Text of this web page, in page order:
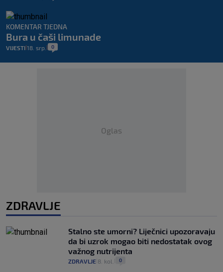
KOMENTAR TJEDNA
Bura u čaši limunade
VIJESTI 18. srp. 0
Oglas
ZDRAVLJE
Stalno ste umorni? Liječnici upozoravaju
da bi uzrok mogao biti nedostatak ovog
važnog nutrijenta
ZDRAVLJE 8. kol. 0